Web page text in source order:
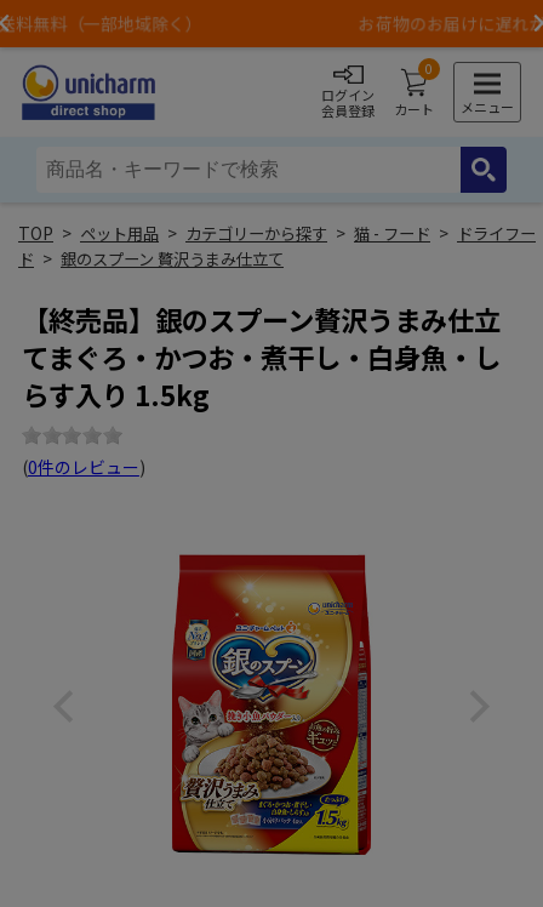
Previous お荷物のお届けに遅れが出ている地域がございます
ログイン
会員登録
0
カート メニュー
> ペット用品 > カテゴリーから探す > 猫 - フード > ドライフー
ド > 銀のスプーン 贅沢うまみ仕立て
【終売品】銀のスプーン贅沢うまみ仕立
てまぐろ・かつお・煮干し・白身魚・し
らす入り 1.5kg
(0件のレビュー)